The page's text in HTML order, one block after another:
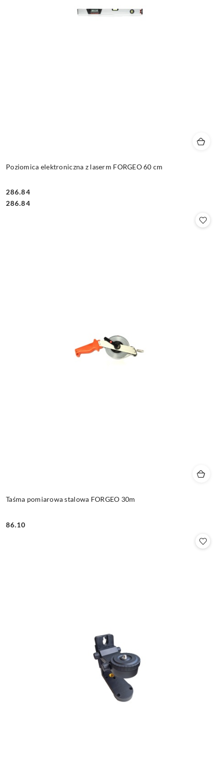
Poziomica elektroniczna z laserm FORGEO 60 cm
Cena:
286.84
Cena:
286.84
Taśma pomiarowa stalowa FORGEO 30m
Cena:
86.10